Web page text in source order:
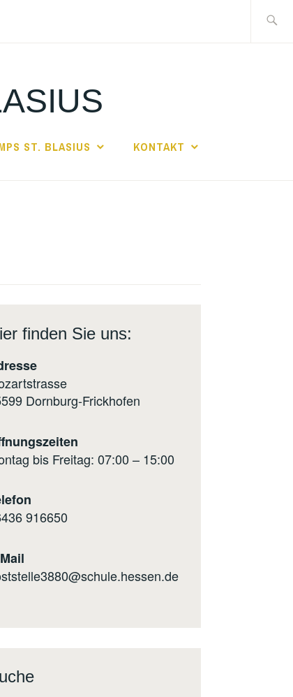
nach:
ST. BLASIUS KONTAKT
finden Sie uns:
Dornburg-Frickhofen
bis Freitag: 07:00 – 15:00
916650